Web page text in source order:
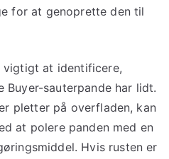
for at genoprette den til
vigtigt at identificere,
Buyer-sauterpande har lidt.
pletter på overfladen, kan
at polere panden med en
Hvis rusten er